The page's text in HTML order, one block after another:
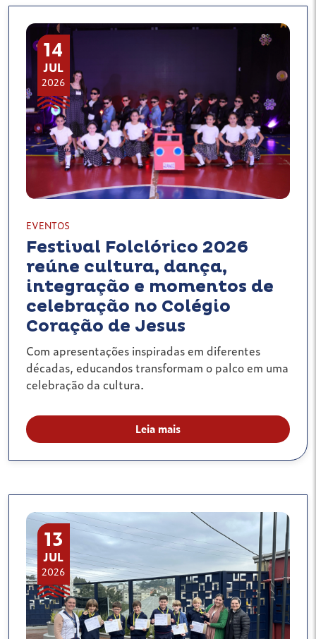
14
JUL
2026
EVENTOS
Festival Folclórico 2026
reúne cultura, dança,
integração e momentos de
celebração no Colégio
Coração de Jesus
Com apresentações inspiradas em diferentes
décadas, educandos transformam o palco em uma
celebração da cultura.
Leia mais
13
JUL
2026